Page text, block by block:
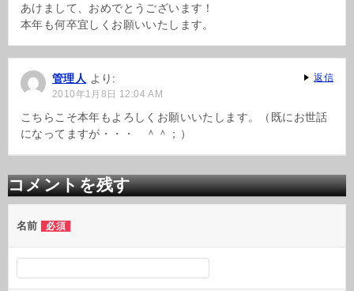
あけまして、おめでとうございます！
本年も何卒宜しくお願いいたします。
管理人 より:
2010年1月8日 12:04 AM
こちらこそ本年もよろしくお願いいたします。（既にお世話
になってますが・・・ ＾＾；）
返信
コメントを残す
名前 必須